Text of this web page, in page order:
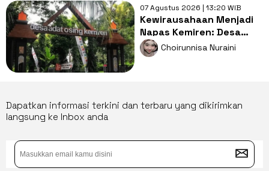
07 Agustus 2026 | 13:20 WIB
Kewirausahaan Menjadi
Napas Kemiren: Desa
Budaya Menjadi Inspirasi
Dunia
Choirunnisa Nuraini
Dapatkan informasi terkini dan terbaru yang dikirimkan
langsung ke Inbox anda